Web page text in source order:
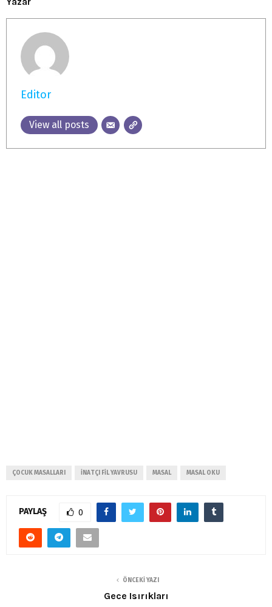
Editor
View all posts
ÇOCUK MASALLARI INATÇI FIL YAVRUSU MASAL MASAL OKU
PAYLAŞ 0
ÖNCEKI YAZI
Gece Isırıkları